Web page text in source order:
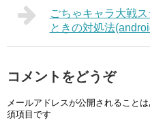
ごちゃキャラ大戦
ときの対処法
コメントをどうぞ
メールアドレスが公開されることは
須項目です